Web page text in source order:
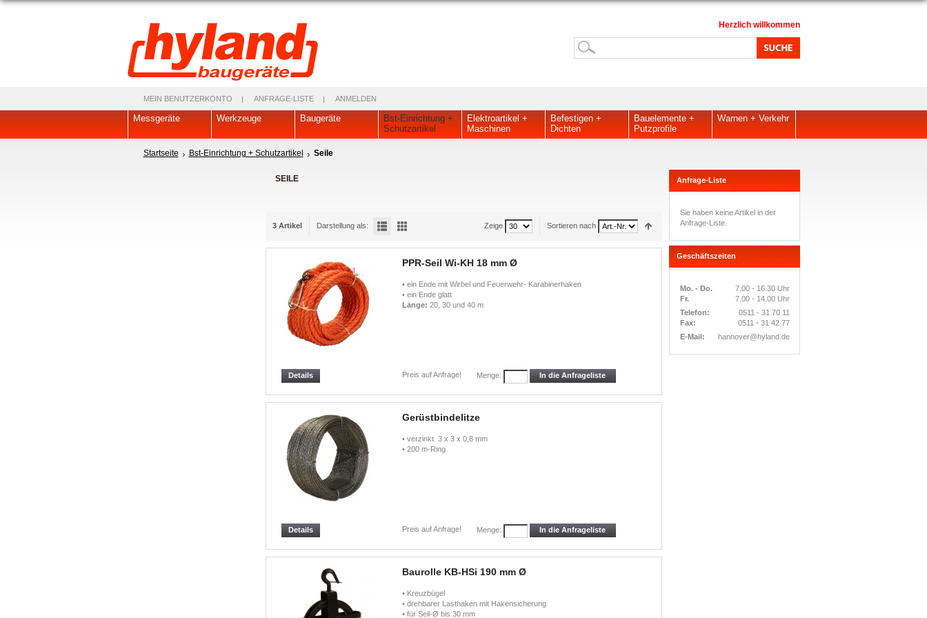
Herzlich willkommen
MEIN BENUTZERKONTO ANFRAGE-LISTE ANMELDEN
Messgeräte Werkzeuge Baugeräte
Bst-Einrichtung +
Schutzartikel
Elektroartikel +
Maschinen
Befestigen +
Dichten
Bauelemente +
Putzprofile
Warnen + Verkehr
Startseite Bst-Einrichtung + Schutzartikel Seile
SEILE
3 Artikel Darstellung als: Sortieren nach
Zeige
PPR-Seil Wi-KH 18 mm Ø
• ein Ende mit Wirbel und Feuerwehr- Karabinerhaken
• ein Ende glatt
Länge: 20, 30 und 40 m
Preis auf Anfrage! Menge: In die Anfrageliste
Details
Gerüstbindelitze
• verzinkt 3 x 3 x 0,8 mm
• 200 m-Ring
Preis auf Anfrage! Menge: In die Anfrageliste
Details
Baurolle KB-HSi 190 mm Ø
• Kreuzbügel
• drehbarer Lasthaken mit Hakensicherung
• für Seil-Ø bis 30 mm
Anfrage-Liste
Sie haben keine Artikel in der
Anfrage-Liste.
Geschäftszeiten
Mo. - Do.
7.00 - 16.30 Uhr
Fr.
7.00 - 14.00 Uhr
Telefon:
0511 - 31 70 11
Fax:
0511 - 31 42 77
E-Mail:
hannover@hyland.de